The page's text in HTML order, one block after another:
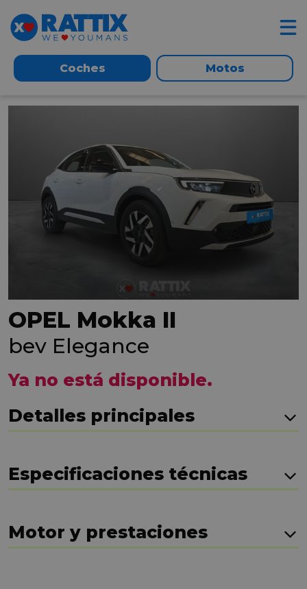
Coches Motos
OPEL Mokka II
bev Elegance
Ya no está disponible.
Detalles principales
Especificaciones técnicas
Motor y prestaciones